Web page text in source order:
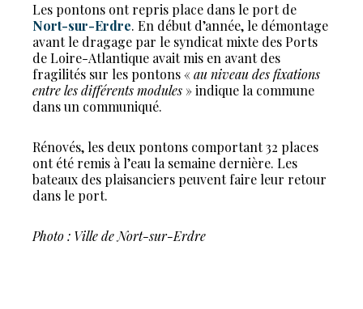
Les pontons ont repris place dans le port de
Nort-sur-Erdre. En début d’année, le démontage
avant le dragage par le syndicat mixte des Ports
de Loire-Atlantique avait mis en avant des
fragilités sur les pontons «au niveau des fixations
entre les différents modules » indique la commune
dans un communiqué.
Rénovés, les deux pontons comportant 32 places
ont été remis à l’eau la semaine dernière. Les
bateaux des plaisanciers peuvent faire leur retour
dans le port.
Photo : Ville de Nort-sur-Erdre